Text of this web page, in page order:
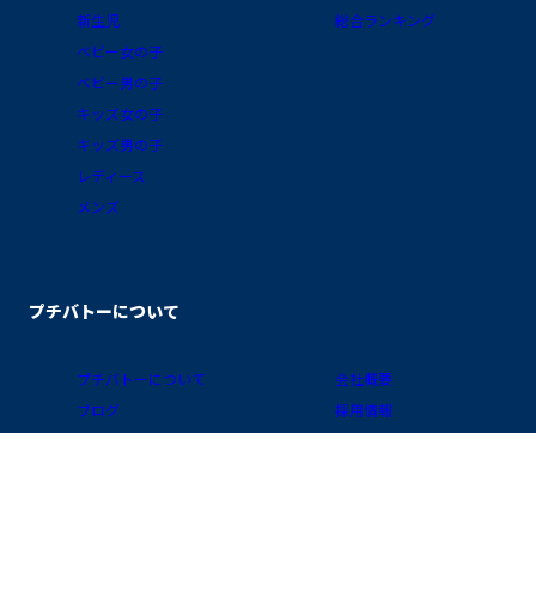
新生児
ベビー女の子
ベビー男の子
キッズ女の子
キッズ男の子
レディース
メンズ
総合ランキング
プチバトーについて
プチバトーについて
ブログ
会社概要
採用情報